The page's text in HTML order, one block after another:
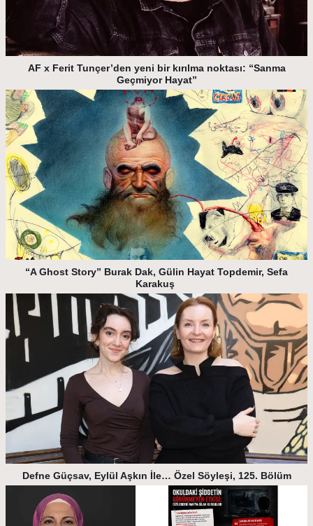
AF x Ferit Tunçer’den yeni bir kırılma noktası: “Sanma
Geçmiyor Hayat”
“A Ghost Story” Burak Dak, Gülin Hayat Topdemir, Sefa
Karakuş
Defne Güçsav, Eylül Aşkın İle… Özel Söyleşi, 125. Bölüm